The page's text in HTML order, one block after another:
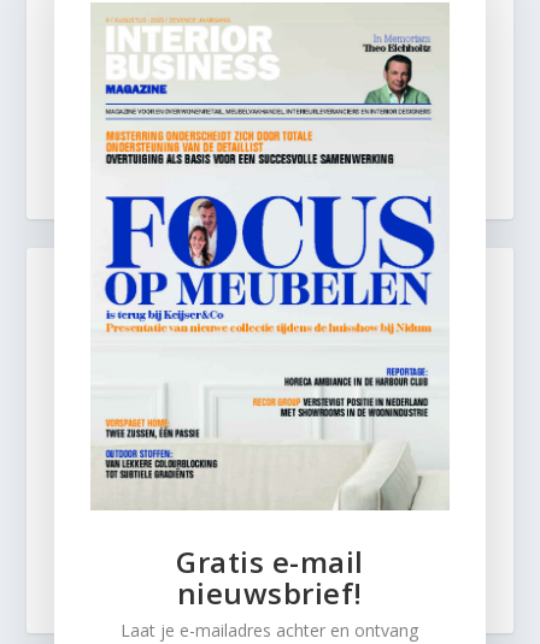
Gratis e-mail
nieuwsbrief!
Laat je e-mailadres achter en ontvang